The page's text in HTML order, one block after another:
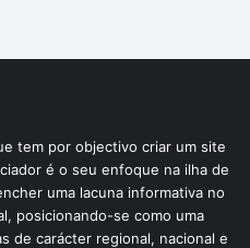
tem por objectivo criar um site
é o seu enfoque na ilha de
uma lacuna informativa no
posicionando-se como uma
de carácter regional, nacional e